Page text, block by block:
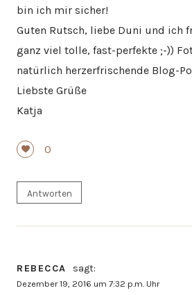
bin ich mir sicher!
Guten Rutsch, liebe Duni und ich
ganz viel tolle, fast-perfekte ;-))
natürlich herzerfrischende Blog-
Liebste Grüße
Katja
0
Antworten
REBECCA sagt:
Dezember 19, 2016 um 7:32 p.m. Uhr